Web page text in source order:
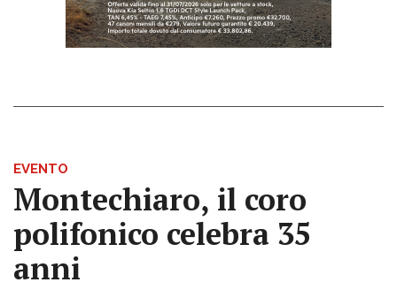
EVENTO
Montechiaro, il coro
polifonico celebra 35
anni